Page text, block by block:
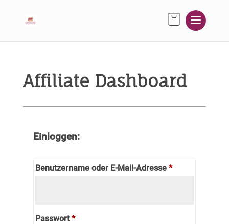
Affiliate Dashboard
Einloggen:
Benutzername oder E-Mail-Adresse *Erforderlich
Passwort*Erforderlich